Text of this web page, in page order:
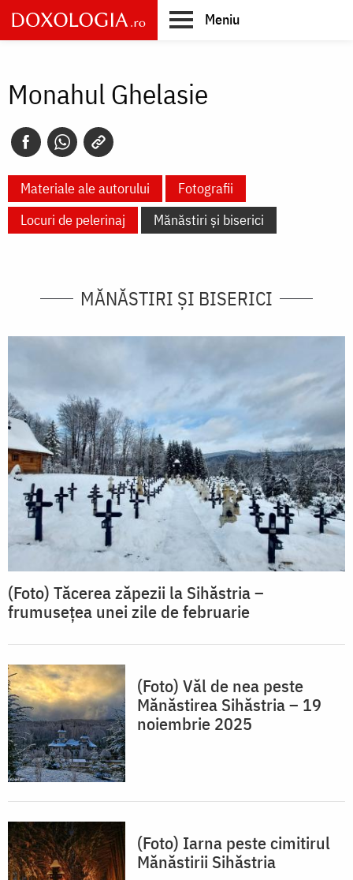
Skip
to
main
Meniu
Monahul Ghelasie
Materiale ale autorului
Fotografii
Locuri de pelerinaj
Mănăstiri și biserici
MĂNĂSTIRI ȘI BISERICI
(Foto) Tăcerea zăpezii la Sihăstria –
frumusețea unei zile de februarie
(Foto) Văl de nea peste
Mănăstirea Sihăstria – 19
noiembrie 2025
(Foto) Iarna peste cimitirul
Mănăstirii Sihăstria